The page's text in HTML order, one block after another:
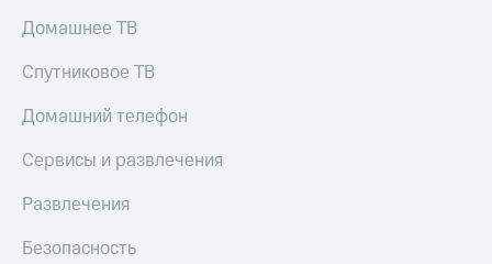
Домашнее ТВ
Спутниковое ТВ
Домашний телефон
Сервисы и развлечения
Развлечения
Безопасность